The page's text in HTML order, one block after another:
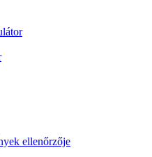
ellenőrzője